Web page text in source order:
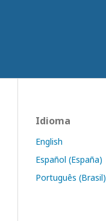
Idioma
English
Español (España)
Português (Brasil)